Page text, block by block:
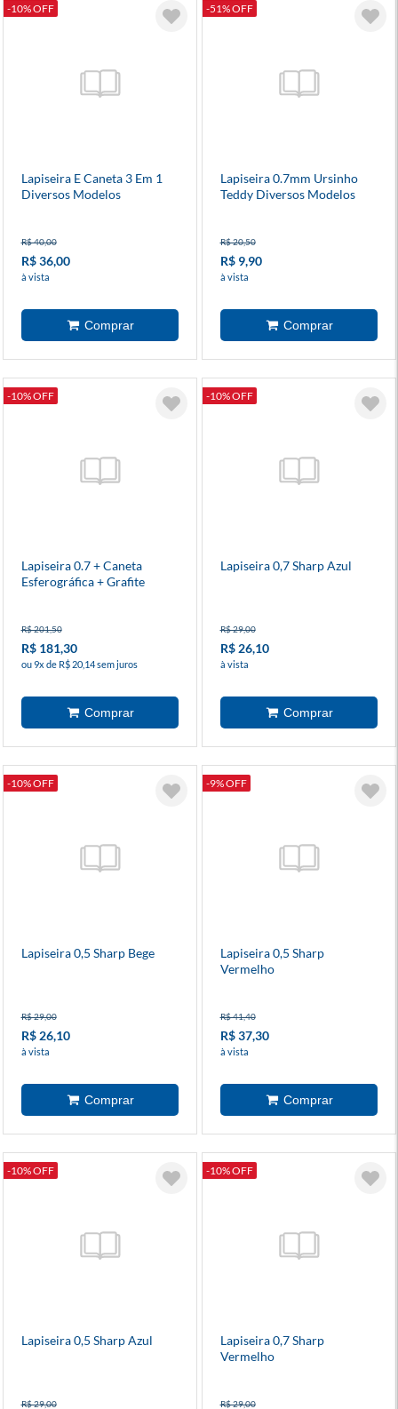
-10% OFF
Lapiseira E Caneta 3 Em 1
Diversos Modelos
R$ 40,00
R$ 36,00
à vista
-51% OFF
Lapiseira 0.7mm Ursinho
Teddy Diversos Modelos
R$ 20,50
R$ 9,90
à vista
-10% OFF
Lapiseira 0.7 + Caneta
Esferográfica + Grafite
R$ 201,50
R$ 181,30
ou 9x de R$ 20,14 sem juros
-10% OFF
Lapiseira 0,7 Sharp Azul
R$ 29,00
R$ 26,10
à vista
-10% OFF
Lapiseira 0,5 Sharp Bege
R$ 29,00
R$ 26,10
à vista
-9% OFF
Lapiseira 0,5 Sharp
Vermelho
R$ 41,40
R$ 37,30
à vista
-10% OFF
Lapiseira 0,5 Sharp Azul
R$ 29,00
-10% OFF
Lapiseira 0,7 Sharp
Vermelho
R$ 29,00